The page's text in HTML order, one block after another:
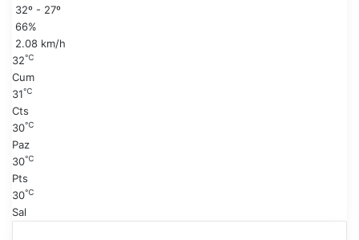
f
32º - 27º
66%
2.08 km/h
32℃
Cum
31℃
Cts
30℃
Paz
30℃
Pts
30℃
Sal